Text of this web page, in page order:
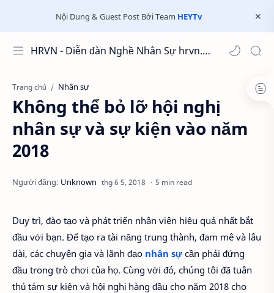
Nội Dung & Guest Post Bởi Team HEYTv
HRVN - Diễn đàn Nghề Nhân Sự hrvn.com.vn
Trang chủ Nhân sự
Không thể bỏ lỡ hội nghị
nhân sự và sự kiện vào năm
2018
5 min read
Duy trì, đào tạo và phát triển nhân viên hiệu quả nhất bắt
đầu với bạn. Để tạo ra tài năng trung thành, đam mê và lâu
dài, các chuyên gia và lãnh đạo nhân sự cần phải đứng
đầu trong trò chơi của họ. Cùng với đó, chúng tôi đã tuân
thủ tám sự kiện và hội nghị hàng đầu cho năm 2018 cho